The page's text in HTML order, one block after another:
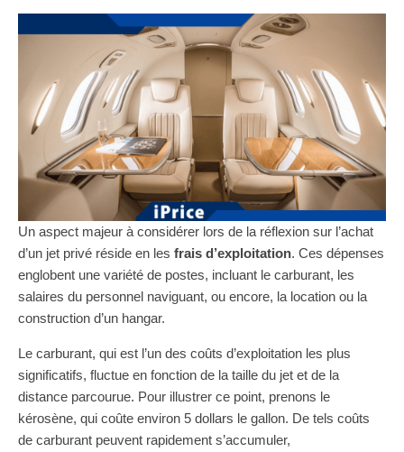
Un aspect majeur à considérer lors de la réflexion sur l’achat
d’un jet privé réside en les frais d’exploitation. Ces dépenses
englobent une variété de postes, incluant le carburant, les
salaires du personnel naviguant, ou encore, la location ou la
construction d’un hangar.
Le carburant, qui est l’un des coûts d’exploitation les plus
significatifs, fluctue en fonction de la taille du jet et de la
distance parcourue. Pour illustrer ce point, prenons le
kérosène, qui coûte environ 5 dollars le gallon. De tels coûts
de carburant peuvent rapidement s’accumuler,